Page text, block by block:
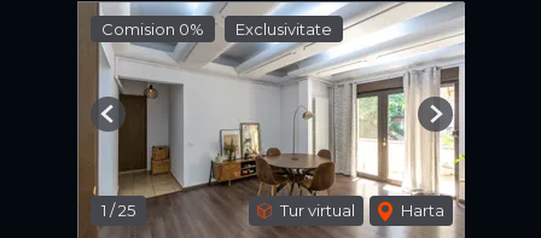
Comision 0% Exclusivitate
1 /25 Tur virtual Harta
Previous Next